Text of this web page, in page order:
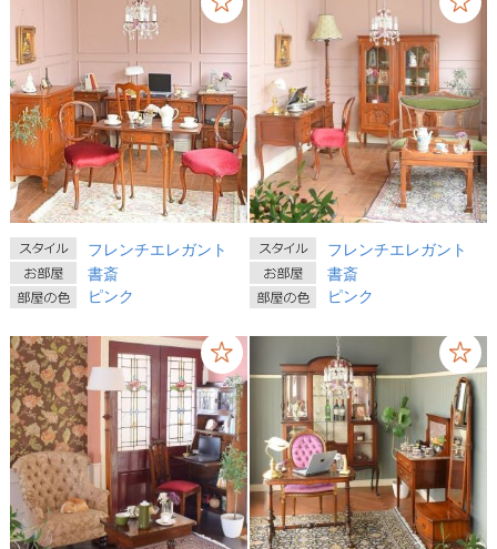
フレンチエレガント
書斎
ピンク
フレンチエレガント
書斎
ピンク